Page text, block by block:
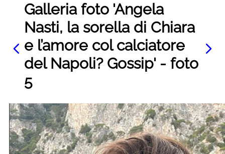
Galleria foto 'Angela
Nasti, la sorella di Chiara
e l’amore col calciatore
del Napoli? Gossip' - foto
5